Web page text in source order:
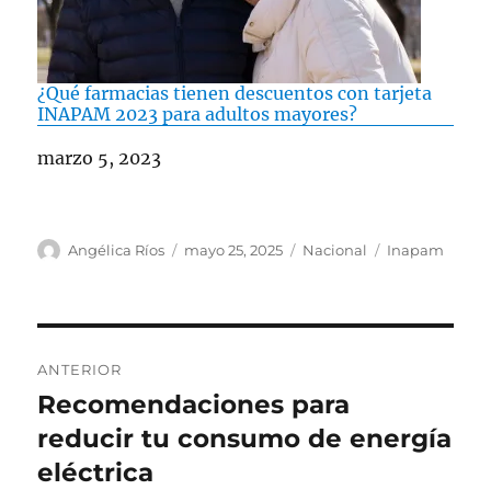
¿Qué farmacias tienen descuentos con tarjeta
INAPAM 2023 para adultos mayores?
Fecha
marzo 5, 2023
A
Angélica Ríos
P
d
o
mayo 25, 2025
C
í
a
Nacional
E
s
Inapam
a
v
e
ANTERIOR
E
n
t
Recomendaciones para
reducir tu consumo de energía
eléctrica